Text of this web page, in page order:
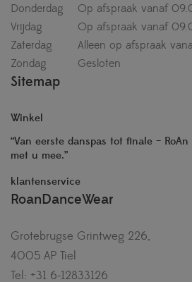
Donderdag
Op afspraak vanaf
Vrijdag
Op afspraak vanaf
Zaterdag
Alleen op afspraak
Zondag
Gesloten
Sitemap
Winkel
“Van eerste danspas tot finale –
met u mee.”
klantenservice
RoanDanceWear
Grotebrugse Grintweg 226,
4005 AP Tiel
Tel: +31 6-12833126